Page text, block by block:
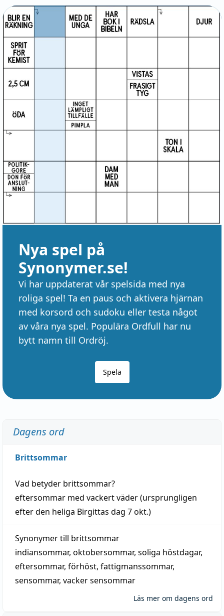
Nya spel på
Synonymer.se!
Vi har uppdaterat vår spelsida med nya
roliga spel! Ta en paus och aktivera hjärnan
med korsord och sudoku eller testa något
av våra nya spel. Populära Ordfull har nu
bytt namn till Ordröj.
Spela
Dagens ord
Brittsommar
Vad betyder brittsommar?
eftersommar med vackertväder(ursprungligen
efter den heliga Birgittas dag 7 okt.)
Synonymer till brittsommar
indiansommar, oktobersommar, soliga höstdagar,
eftersommar, förhöst, fattigmanssommar,
sensommar, vacker sensommar
Läs mer om dagens ord